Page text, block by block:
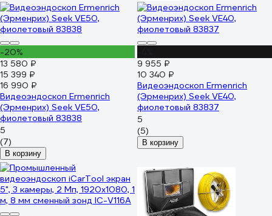
-20%
13 580 ₽
15 399 ₽
16 990 ₽
Видеоэндоскоп Ermenrich
(Эрменрих) Seek VE50,
фиолетовый 83838
5
(7)
В корзину
9 955 ₽
10 340 ₽
Видеоэндоскоп Ermenrich
(Эрменрих) Seek VE40,
фиолетовый 83837
5
(5)
В корзину